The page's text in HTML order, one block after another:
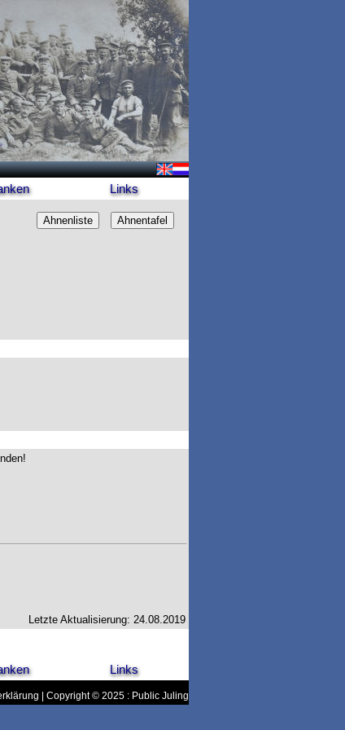
Links
Letzte Aktualisierung: 24.08.2019
Links
| Copyright © 2025 : Public Juling